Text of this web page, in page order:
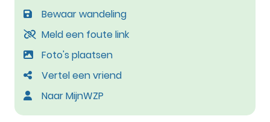
Bewaar wandeling
Meld een foute link
Foto's plaatsen
Vertel een vriend
Naar MijnWZP